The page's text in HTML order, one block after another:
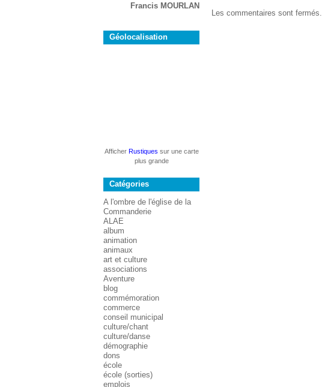
Francis MOURLAN
Géolocalisation
Afficher Rustiques sur une carte
plus grande
Catégories
A l'ombre de l'église de la
Commanderie
ALAE
album
animation
animaux
art et culture
associations
Aventure
blog
commémoration
commerce
conseil municipal
culture/chant
culture/danse
démographie
dons
école
école (sorties)
emplois
Les commentaires sont fermés.